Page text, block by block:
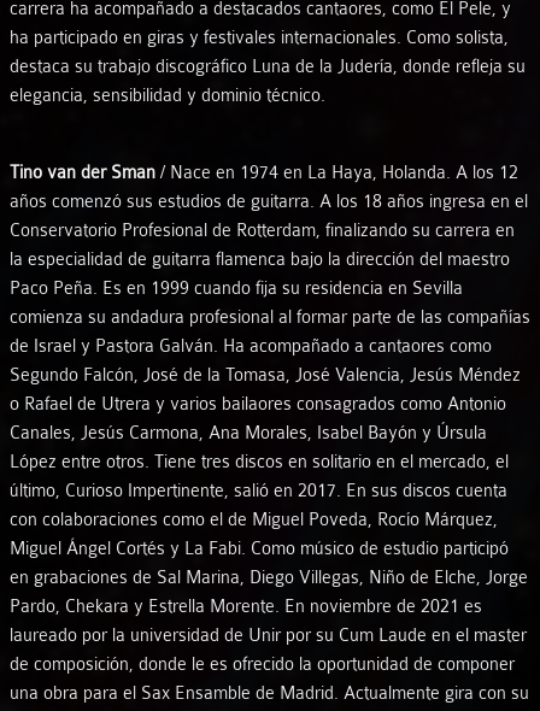
carrera ha acompañado a destacados cantaores, como El Pele, y
ha participado en giras y festivales internacionales. Como solista,
destaca su trabajo discográfico Luna de la Judería, donde refleja su
elegancia, sensibilidad y dominio técnico.
Tino van der Sman / Nace en 1974 en La Haya, Holanda. A los 12
años comenzó sus estudios de guitarra. A los 18 años ingresa en el
Conservatorio Profesional de Rotterdam, finalizando su carrera en
la especialidad de guitarra flamenca bajo la dirección del maestro
Paco Peña. Es en 1999 cuando fija su residencia en Sevilla
comienza su andadura profesional al formar parte de las compañías
de Israel y Pastora Galván. Ha acompañado a cantaores como
Segundo Falcón, José de la Tomasa, José Valencia, Jesús Méndez
o Rafael de Utrera y varios bailaores consagrados como Antonio
Canales, Jesús Carmona, Ana Morales, Isabel Bayón y Úrsula
López entre otros. Tiene tres discos en solitario en el mercado, el
último, Curioso Impertinente, salió en 2017. En sus discos cuenta
con colaboraciones como el de Miguel Poveda, Rocío Márquez,
Miguel Ángel Cortés y La Fabi. Como músico de estudio participó
en grabaciones de Sal Marina, Diego Villegas, Niño de Elche, Jorge
Pardo, Chekara y Estrella Morente. En noviembre de 2021 es
laureado por la universidad de Unir por su Cum Laude en el master
de composición, donde le es ofrecido la oportunidad de componer
una obra para el Sax Ensamble de Madrid. Actualmente gira con su